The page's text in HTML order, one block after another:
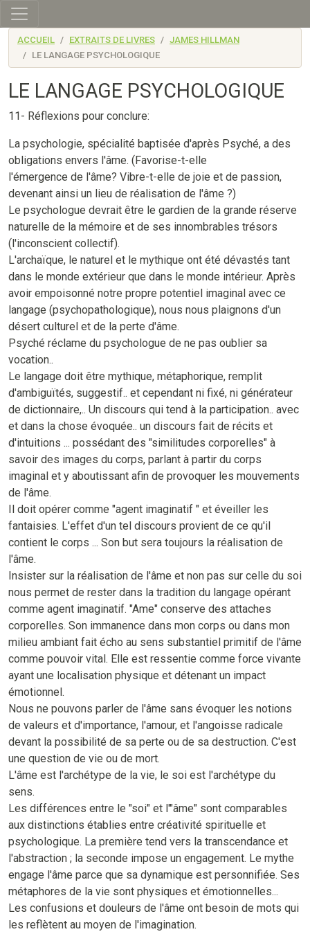
Skip to main content
ACCUEIL EXTRAITS DE LIVRES
JAMES HILLMAN
LE LANGAGE PSYCHOLOGIQUE
LE LANGAGE PSYCHOLOGIQUE
11- Réflexions pour conclure:
La psychologie, spécialité baptisée d'après Psyché, a des
obligations envers l'âme. (Favorise-t-elle
l'émergence de l'âme? Vibre-t-elle de joie et de passion,
devenant ainsi un lieu de réalisation de l'âme ?)
Le psychologue devrait être le gardien de la grande réserve
naturelle de la mémoire et de ses innombrables trésors
(l'inconscient collectif).
L'archaïque, le naturel et le mythique ont été dévastés tant
dans le monde extérieur que dans le monde intérieur. Après
avoir empoisonné notre propre potentiel imaginal avec ce
langage (psychopathologique), nous nous plaignons d'un
désert culturel et de la perte d'âme.
Psyché réclame du psychologue de ne pas oublier sa
vocation..
Le langage doit être mythique, métaphorique, remplit
d'ambiguïtés, suggestif.. et cependant ni fixé, ni générateur
de dictionnaire,.. Un discours qui tend à la participation.. avec
et dans la chose évoquée.. un discours fait de récits et
d'intuitions ... possédant des "similitudes corporelles" à
savoir des images du corps, parlant à partir du corps
imaginal et y aboutissant afin de provoquer les mouvements
de l'âme.
Il doit opérer comme "agent imaginatif " et éveiller les
fantaisies. L'effet d'un tel discours provient de ce qu'il
contient le corps ... Son but sera toujours la réalisation de
l'âme.
Insister sur la réalisation de l'âme et non pas sur celle du soi
nous permet de rester dans la tradition du langage opérant
comme agent imaginatif. "Ame" conserve des attaches
corporelles. Son immanence dans mon corps ou dans mon
milieu ambiant fait écho au sens substantiel primitif de l'âme
comme pouvoir vital. Elle est ressentie comme force vivante
ayant une localisation physique et détenant un impact
émotionnel.
Nous ne pouvons parler de l'âme sans évoquer les notions
de valeurs et d'importance, l'amour, et l'angoisse radicale
devant la possibilité de sa perte ou de sa destruction. C'est
une question de vie ou de mort.
L'âme est l'archétype de la vie, le soi est l'archétype du
sens.
Les différences entre le "soi" et l'"âme" sont comparables
aux distinctions établies entre créativité spirituelle et
psychologique. La première tend vers la transcendance et
l'abstraction ; la seconde impose un engagement. Le mythe
engage l'âme parce que sa dynamique est personnifiée. Ses
métaphores de la vie sont physiques et émotionnelles...
Les confusions et douleurs de l'âme ont besoin de mots qui
les reflètent au moyen de l'imagination.